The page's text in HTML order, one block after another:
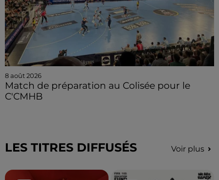
8 août 2026
Match de préparation au Colisée pour le
C'CMHB
LES TITRES DIFFUSÉS Voir plus